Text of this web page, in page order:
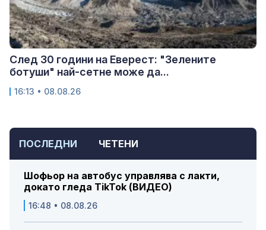
ПОСЛЕДНИ ЧЕТЕНИ
Шофьор на автобус управлява с лакти,
докато гледа TikTok (ВИДЕО)
16:48 • 08.08.26
След 30 години на Еверест: "Зелените
ботуши" най-сетне може да...
16:13 • 08.08.26